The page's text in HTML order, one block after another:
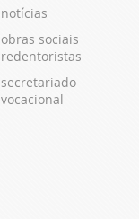
notícias
obras sociais
redentoristas
secretariado
vocacional